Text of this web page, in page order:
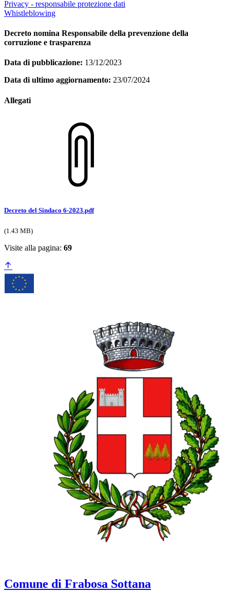
Privacy - responsabile protezione dati
Whistleblowing
Decreto nomina Responsabile della prevenzione della
corruzione e trasparenza
Data di pubblicazione: 13/12/2023
Data di ultimo aggiornamento: 23/07/2024
Allegati
Decreto del Sindaco 6-2023.pdf
(1.43 MB)
Visite alla pagina: 69
Comune di Frabosa Sottana